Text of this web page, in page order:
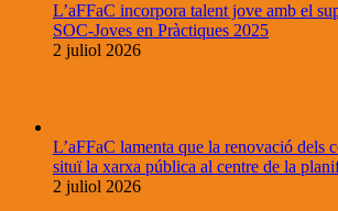
L’aFFaC incorpora talent jove amb el
SOC-Joves en Pràctiques 2025
2 juliol 2026
L’aFFaC lamenta que la renovació dels
situï la xarxa pública al centre de la
2 juliol 2026